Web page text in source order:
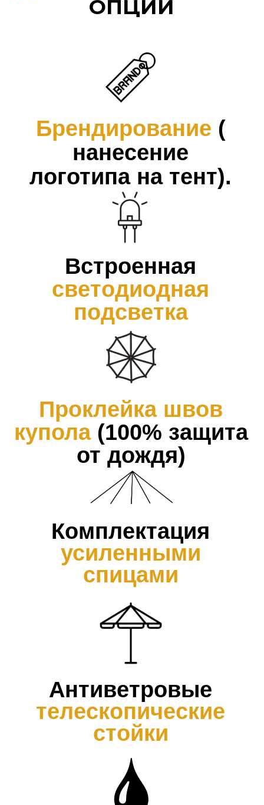
Основанияпод бетон
01
РАБОТ
уникальным дизайном
Поможем с выбором
Соберем и установимзонты с
на вашей
Установка
Покажем как пользоваться и
убедимся в том что он полностью
готов к использованию
Инструкция
Если нужно, чтобы зонты стояли
поставим модель, будто оно там
всегда была
Проектирование
02
03
ПРОДУКЦИЯ
Зонт с центральной опорой